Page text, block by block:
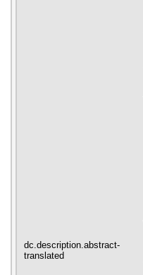
dc.description.abstract-
translated